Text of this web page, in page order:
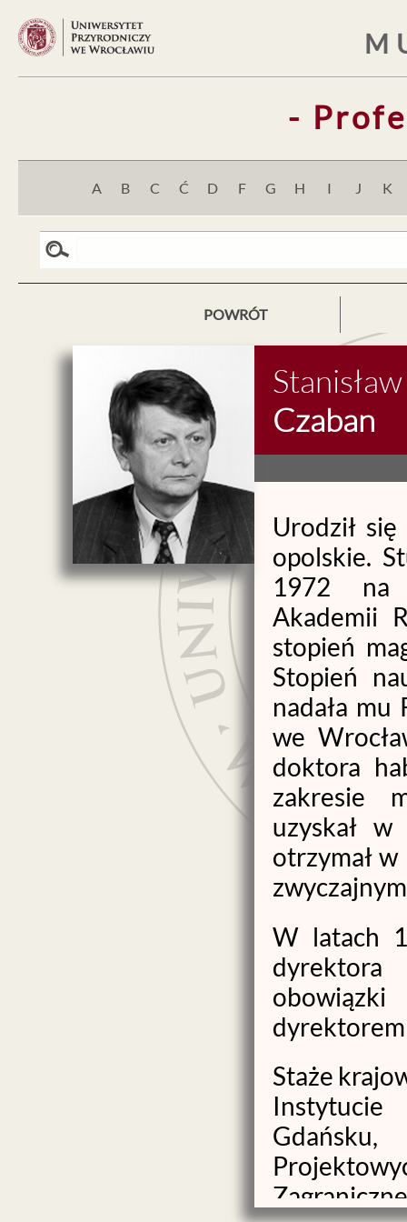
-
A B C Ć D F G H I J K
POWRÓT
Stanisław
Czaban
Urodził
opolskie.
1972 na
Akademii
stopień
Stopień
nadała
we
doktora
zakresie
uzyskał
otrzymał
W latach
Staże
Instytucie